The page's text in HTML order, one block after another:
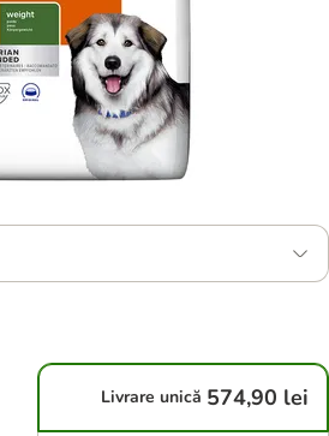
Livrare unică 574,90 lei